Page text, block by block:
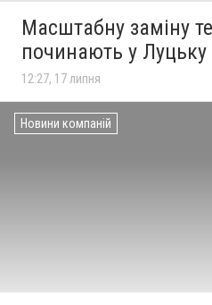
Масштабну заміну
починають у Луцьку
12:27, 17 липня
Новини компаній